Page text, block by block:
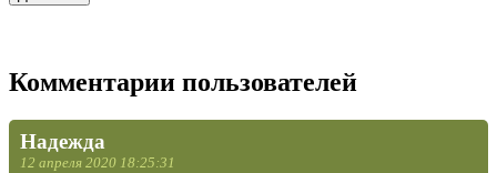
Комментарии пользователей
Надежда
12 апреля 2020 18:25:31